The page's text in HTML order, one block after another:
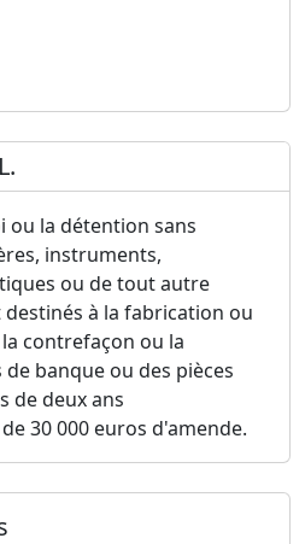
ou la détention sans
instruments,
ou de tout autre
à la fabrication ou
contrefaçon ou la
banque ou des pièces
de deux ans
30 000 euros d'amende.